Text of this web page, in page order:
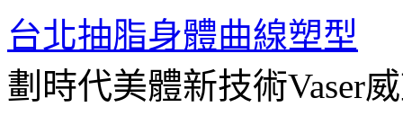
台北抽脂身體曲線塑型
劃時代美體新技術Vaser